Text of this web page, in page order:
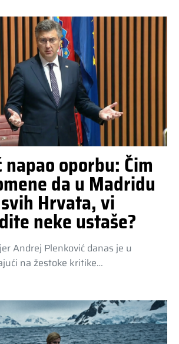
oporbu: Čim
da u Madridu
Hrvata, vi
neke ustaše?
Andrej Plenković danas je u
na žestoke kritike…